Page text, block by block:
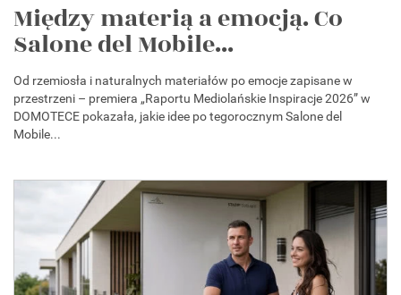
Między materią a emocją. Co
Salone del Mobile...
Od rzemiosła i naturalnych materiałów po emocje zapisane w
przestrzeni – premiera „Raportu Mediolańskie Inspiracje 2026” w
DOMOTECE pokazała, jakie idee po tegorocznym Salone del
Mobile...